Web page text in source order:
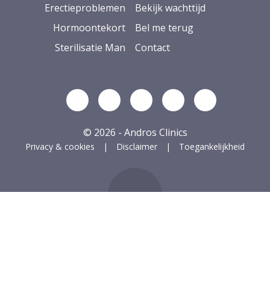
Erectieproblemen
Hormoontekort
Sterilisatie Man
Bekijk wachttijd
Bel me terug
Contact
Volg ons op Linkedin
Volg ons op YouTube
Volg ons op Facebook
Volg ons op
Volg ons
© 2026 - Andros Clinics
Privacy & cookies Disclaimer Toegankelijkheid
naar boven